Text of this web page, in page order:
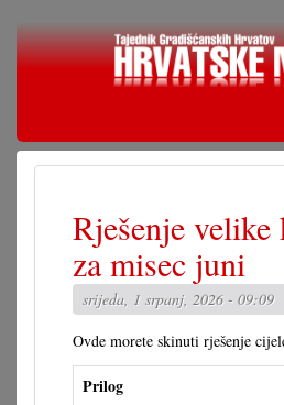
Skoči
Rješenje
za misec juni
srijeda, 1 srpanj, 2026 - 09:09
Ovde morete skinuti rješenje
Prilog